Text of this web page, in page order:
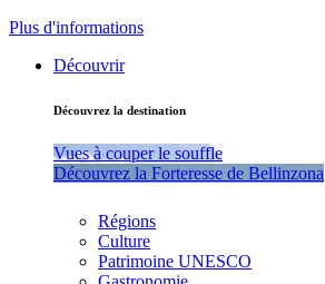
Plus d'informations
Découvrir
Découvrez la destination
Vues à couper le souffle
Découvrez la Forteresse de Bellinzona
Régions
Culture
Patrimoine UNESCO